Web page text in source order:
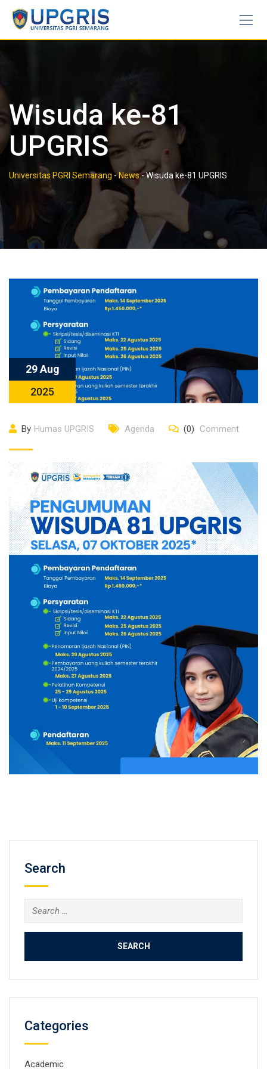
Skip
content
Wisuda ke-81
UPGRIS
Universitas PGRI Semarang -News-Wisuda ke-81 UPGRIS
29 Aug
2025
By Humas UPGRIS Agenda (0) Comment
Search
Search
for:
Categories
Academic